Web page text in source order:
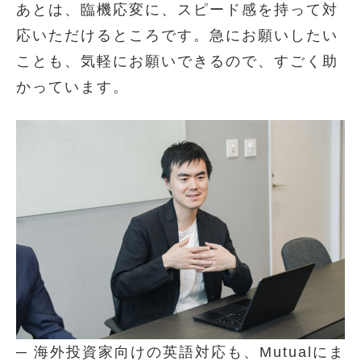
あとは、臨機応変に、スピード感を持って対
応いただけるところです。急にお願いしたい
ことも、気軽にお願いできるので、すごく助
かっています。
─ 海外投資家向けの英語対応も、Mutualにま